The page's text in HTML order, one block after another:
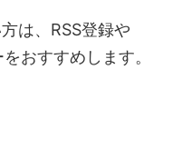
は、RSS登録や
おすすめします。